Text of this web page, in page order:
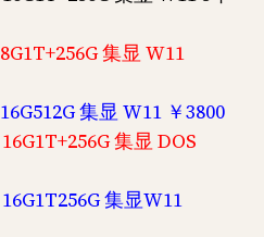
集显 W11
集显 W11 ￥3800
集显 DOS
集显W11